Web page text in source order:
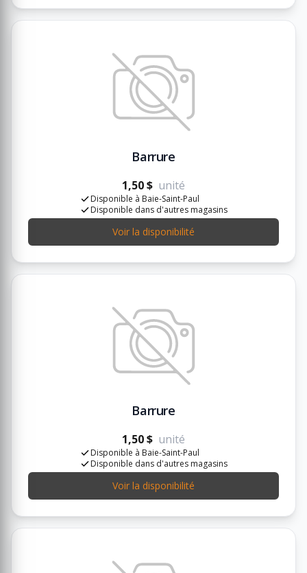
Barrure
1,50 $ unité
Disponible à Baie-Saint-Paul
Disponible dans d'autres magasins
Voir la disponibilité
Barrure
1,50 $ unité
Disponible à Baie-Saint-Paul
Disponible dans d'autres magasins
Voir la disponibilité